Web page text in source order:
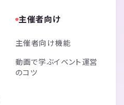
主催者向け
主催者向け機能
動画で学ぶイベント運営
のコツ